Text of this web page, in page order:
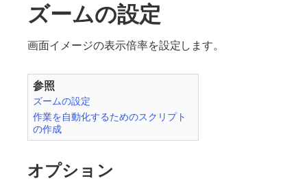
ズームの設定
画面イメージの表示倍率を設定します。
参照
ズームの設定
作業を自動化するためのスクリプト
の作成
オプション